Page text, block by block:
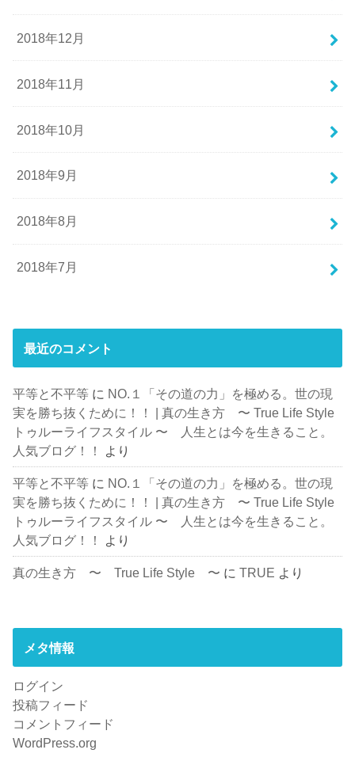
2018年12月
2018年11月
2018年10月
2018年9月
2018年8月
2018年7月
最近のコメント
平等と不平等 に NO.１「その道の力」を極める。世の現
実を勝ち抜くために！！ | 真の生き方 〜 True Life Style
トゥルーライフスタイル 〜 人生とは今を生きること。
人気ブログ！！
より
平等と不平等 に NO.１「その道の力」を極める。世の現
実を勝ち抜くために！！ | 真の生き方 〜 True Life Style
トゥルーライフスタイル 〜 人生とは今を生きること。
人気ブログ！！
より
真の生き方 〜 True Life Style 〜 にTRUE より
メタ情報
ログイン
投稿フィード
コメントフィード
WordPress.org